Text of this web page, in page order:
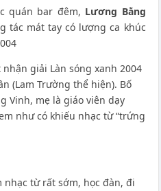
quán bar đêm, Lương Bằng
tác mát tay có lượng ca khúc
giải Làn sóng xanh 2004
(Lam Trường thể hiện). Bố
Vinh, mẹ là giáo viên dạy
như có khiếu nhạc từ “trứng
nhạc từ rất sớm, học đàn, đi